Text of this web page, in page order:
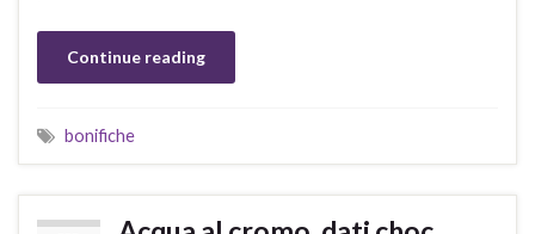
Continue reading
bonifiche